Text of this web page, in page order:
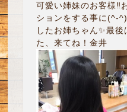
可愛い姉妹のお客様‼︎
ションをする事に(^-
したお姉ちゃん✨最
た、来てね！金井